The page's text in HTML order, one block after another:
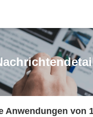
Anwendungen von